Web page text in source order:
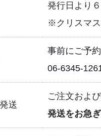
発行日より６
※クリスマス
事前にご予
06-6345-
送
ご注文およ
発送をお急